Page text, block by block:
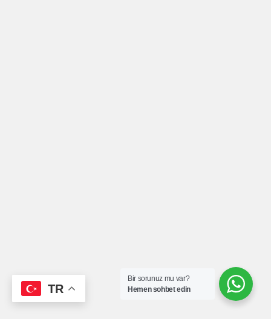
TR
Bir sorunuz mu var?
Hemen sohbet edin